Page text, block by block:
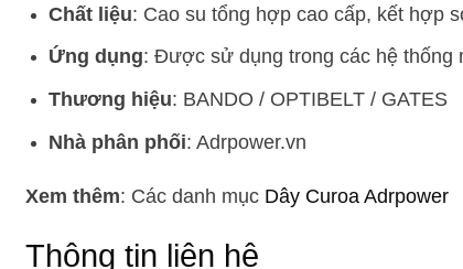
Chất liệu: Cao su tổng hợp cao cấp, kết hợp
Ứng dụng: Được sử dụng trong các hệ thống
Thương hiệu: BANDO / OPTIBELT / GATES
Nhà phân phối: Adrpower.vn
Xem thêm: Các danh mục Dây Curoa Adrpower
Thông tin liên hệ